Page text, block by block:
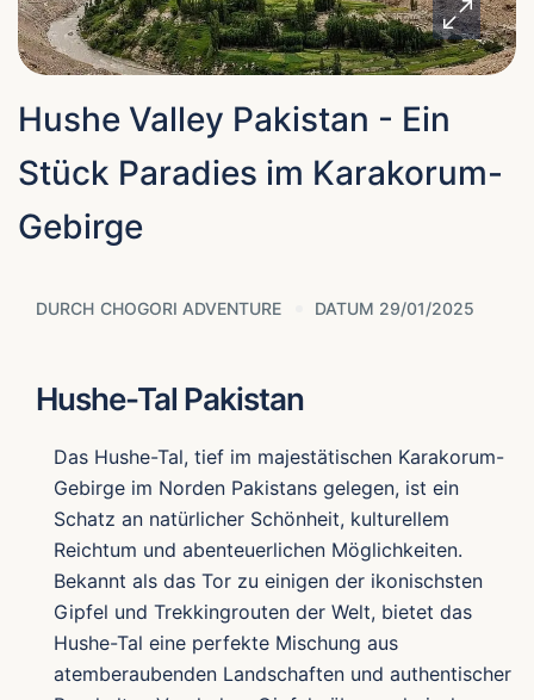
Hushe Valley Pakistan - Ein
Stück Paradies im Karakorum-
Gebirge
DURCH CHOGORI ADVENTURE DATUM 29/01/2025
Hushe-Tal Pakistan
Das Hushe-Tal, tief im majestätischen Karakorum-
Gebirge im Norden Pakistans gelegen, ist ein
Schatz an natürlicher Schönheit, kulturellem
Reichtum und abenteuerlichen Möglichkeiten.
Bekannt als das Tor zu einigen der ikonischsten
Gipfel und Trekkingrouten der Welt, bietet das
Hushe-Tal eine perfekte Mischung aus
atemberaubenden Landschaften und authentischer